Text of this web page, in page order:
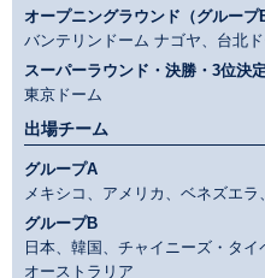
オープニングラウンド（グループB
バンテリンドーム ナゴヤ、台北
スーパーラウンド・決勝・3位決
東京ドーム
出場チーム
グループA
メキシコ、アメリカ、ベネズエ
グループB
日本、韓国、チャイニーズ・タイ
オーストラリア